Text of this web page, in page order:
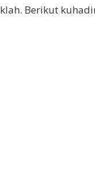
Berikut